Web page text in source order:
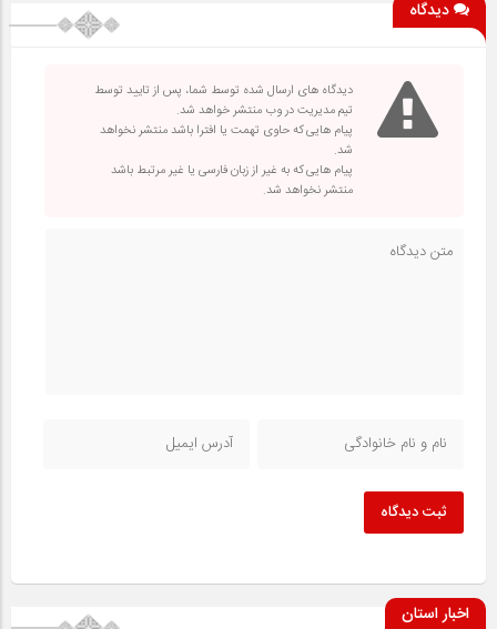
دیدگاه
دیدگاه های ارسال شده توسط شما، پس از تایید توسط
تیم مدیریت در وب منتشر خواهد شد.
پیام هایی که حاوی تهمت یا افترا باشد منتشر نخواهد
شد.
پیام هایی که به غیر از زبان فارسی یا غیر مرتبط باشد
منتشر نخواهد شد.
ثبت دیدگاه
اخبار استان